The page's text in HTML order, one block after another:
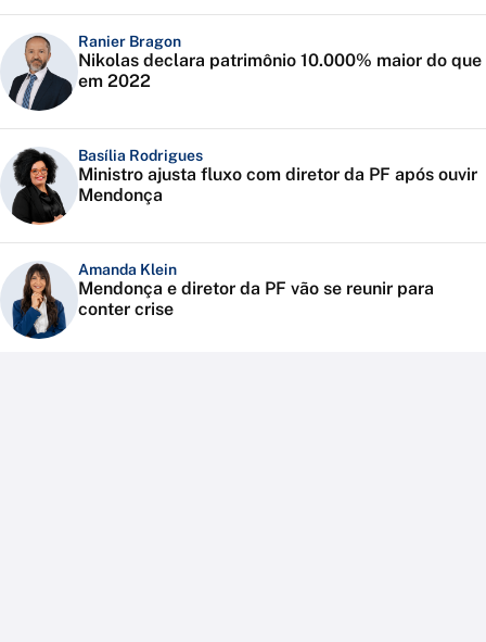
Ranier Bragon
Nikolas declara patrimônio 10.000% maior do que
em 2022
Basília Rodrigues
Ministro ajusta fluxo com diretor da PF após ouvir
Mendonça
Amanda Klein
Mendonça e diretor da PF vão se reunir para
conter crise